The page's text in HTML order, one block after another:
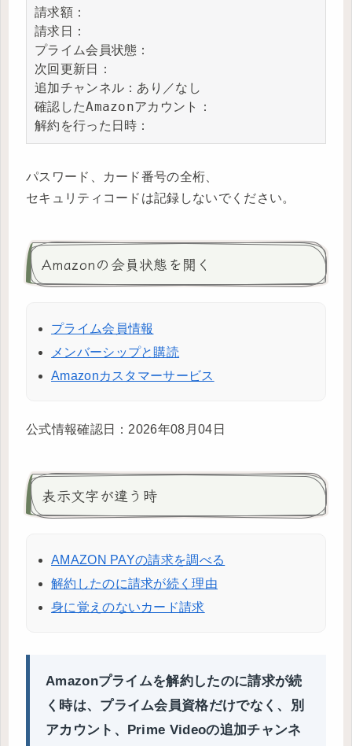
請求額：
請求日：
プライム会員状態：
次回更新日：
追加チャンネル：あり／なし
確認したAmazonアカウント：
解約を行った日時：
パスワード、カード番号の全桁、
セキュリティコードは記録しないでください。
Amazonの会員状態を開く
プライム会員情報
メンバーシップと購読
Amazonカスタマーサービス
公式情報確認日：2026年08月04日
表示文字が違う時
AMAZON PAYの請求を調べる
解約したのに請求が続く理由
身に覚えのないカード請求
Amazonプライムを解約したのに請求が続
く時は、プライム会員資格だけでなく、別
アカウント、Prime Videoの追加チャンネ